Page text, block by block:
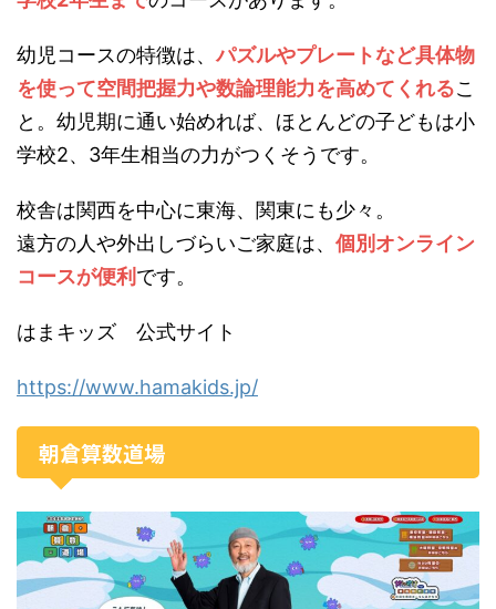
幼児コースの特徴は、パズルやプレートなど具体物
を使って空間把握力や数論理能力を高めてくれるこ
と。幼児期に通い始めれば、ほとんどの子どもは小
学校2、3年生相当の力がつくそうです。
校舎は関西を中心に東海、関東にも少々。
遠方の人や外出しづらいご家庭は、 個別オンライン
コースが便利 です。
はまキッズ 公式サイト
https://www.hamakids.jp/
朝倉算数道場